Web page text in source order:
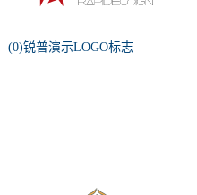
(0)锐普演示LOGO标志